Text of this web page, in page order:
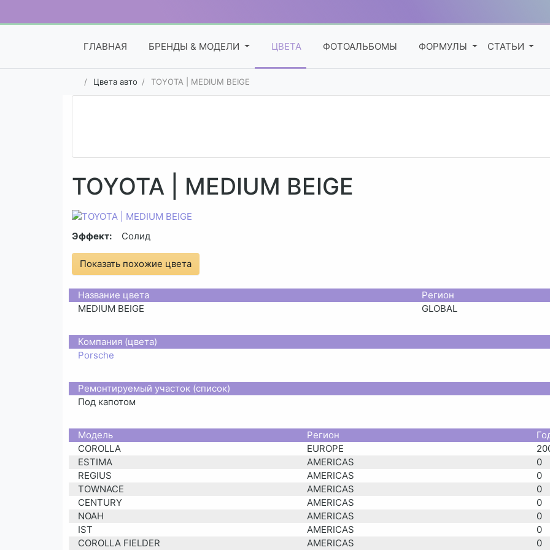
ГЛАВНАЯ БРЕНДЫ & МОДЕЛИ ЦВЕТА ФОТОАЛЬБОМЫ ФОРМУЛЫ СТАТЬИ
Цвета авто TOYOTA | MEDIUM BEIGE
TOYOTA | MEDIUM BEIGE
Эффект: Солид
Показать похожие цвета
Название цвета
Регион
MEDIUM BEIGE
GLOBAL
Компания (цвета)
Porsche
Ремонтируемый участок (список)
Под капотом
Moдель Регион
COROLLA
EUROPE
ESTIMA
AMERICAS
0
REGIUS
AMERICAS
0
TOWNACE
AMERICAS
0
CENTURY
AMERICAS
0
NOAH
AMERICAS
0
IST
AMERICAS
0
COROLLA FIELDER
AMERICAS 0